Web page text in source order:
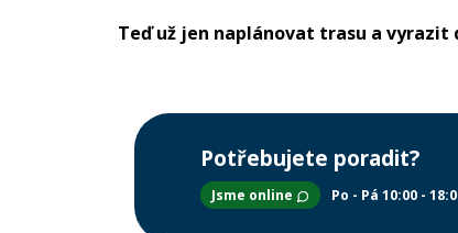
Teď už jen naplánovat trasu a
Potřebujete poradit?
Jsme online Po - Pá 10:00 -